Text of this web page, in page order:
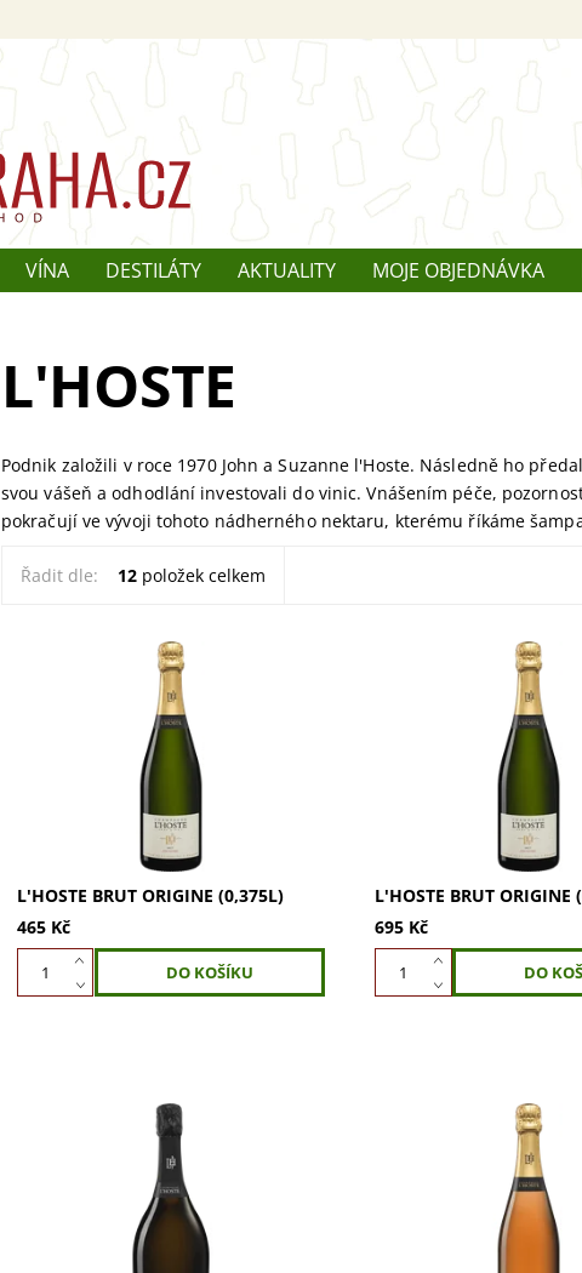
VÍNA DESTILÁTY AKTUALITY MOJE OBJEDNÁVKA
L'HOSTE
Podnik založili v roce 1970 John a Suzanne l'Hoste. Následně ho
svou vášeň a odhodlání investovali do vinic. Vnášením péče,
pokračují ve vývoji tohoto nádherného nektaru, kterému říkáme
Řadit dle: 12položek celkem
L'Hoste Brut Origine (0,375l) s 30 %
Pinot Noir a 70 % Chardonnay. Vůně
meruněk, broskví, citrónu, briošky a
medu. Kulatá, svěží chuť s notami...
L'HOSTE BRUT ORIGINE (0,375L)
465 Kč
L'Hoste Brut Origine
Pinot Noir, 70 %
meruněk, broskví,
medu. Chuť kulatá, svěží
L'HOSTE BRUT ORIGINE
695 Kč
L'Hoste Cuvée Les Loges Extra Brut:
100% Chardonnay z vinic Les Loges, 4
roky zrání. Svěžest a vyzrálost pro
vaše významné události. Ideální
L'Hoste Cuvée Rosé
Pinot Noir a 70 %
jahod, malin, rybízu,
citrónu a medu. Chuť